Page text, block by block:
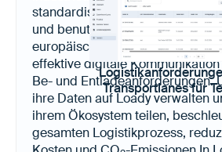
standardisierten Datenmodell,
und benutzerspezifischen
europäischen Sprachen,
effektive digitale
Be- und Entladeanforderungen.
ihre Daten auf Loady verwalten
ihrem Ökosystem teilen,
gesamten Logistikprozess,
Transportlanes für